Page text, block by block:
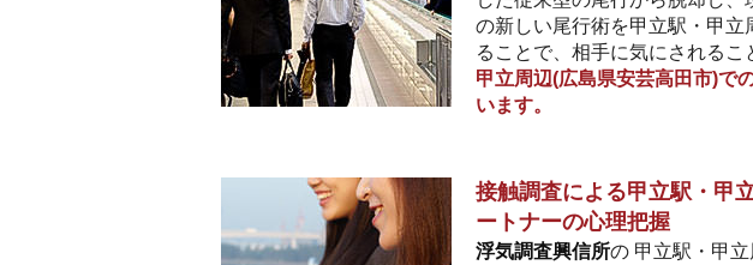
の新しい尾行術を甲立駅・甲
ることで、相手に気にされるこ
甲立周辺(広島県安芸高田市)で
います。
接触調査による甲立駅・甲
ートナーの心理把握
浮気調査興信所の 甲立駅・甲